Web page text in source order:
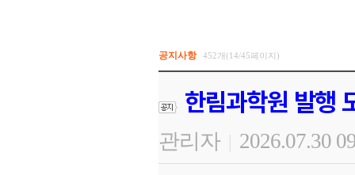
공지사항 452개(14/45페이지)
한림과학원 발행
관리자 | 2026.07.30